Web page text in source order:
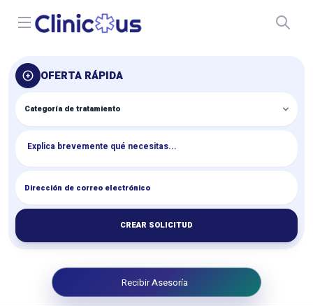
Open menu
OFERTA RÁPIDA
CREAR SOLICITUD
Recibir Asesoría